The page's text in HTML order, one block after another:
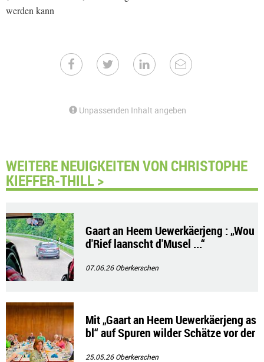
werden kann
Unpassenden Inhalt angeben
WEITERE NEUIGKEITEN VON CHRISTOPHE
KIEFFER-THILL >
Gaart an Heem Uewerkäerjeng : „Wou
d'Rief laanscht d'Musel ...“
07.06.26Oberkerschen
Mit „Gaart an Heem Uewerkäerjeng as
bl“ auf Spuren wilder Schätze vor der
25.05.26Oberkerschen